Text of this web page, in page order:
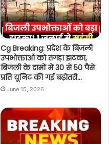
Cg Breaking: प्रदेश के बिजली
उपभोक्ताओं को तगड़ा झटका,
बिजली के दामों में 30 से 50 पैसे
प्रति यूनिट की गई बढ़ोतरी…
June 15, 2026